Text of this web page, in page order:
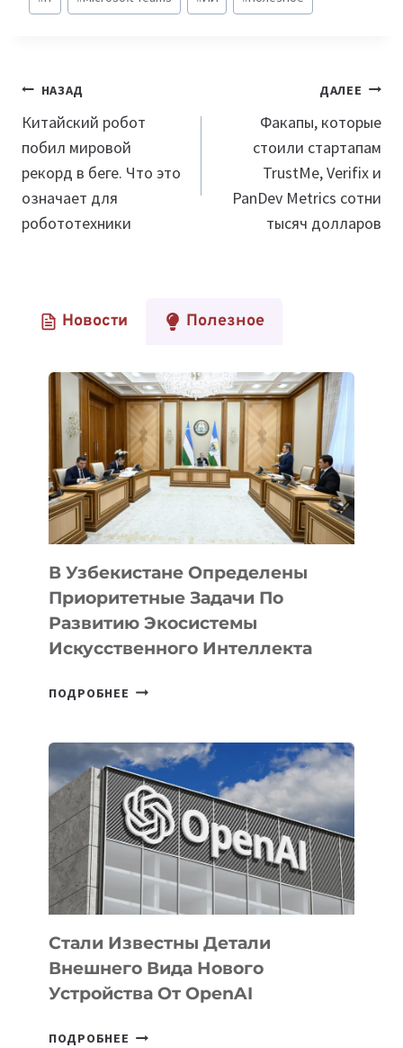
записи:
Навигация
по
записям
НАЗАД
Китайский робот
побил мировой
рекорд в беге. Что это
означает для
робототехники
ДАЛЕЕ
Факапы, которые
стоили стартапам
TrustMe, Verifix и
PanDev Metrics сотни
тысяч долларов
Новости Полезное
В Узбекистане Определены
Приоритетные Задачи По
Развитию Экосистемы
Искусственного Интеллекта
ПОДРОБНЕЕ В
ПРИОРИТЕТНЫЕ
ЗАДАЧИ
ПО
РАЗВИТИЮ
ЭКОСИСТЕМЫ
ИСКУССТВЕННОГО
ИНТЕЛЛЕКТА
Стали Известны Детали
Внешнего Вида Нового
Устройства От OpenAI
ПОДРОБНЕЕ СТАЛИ